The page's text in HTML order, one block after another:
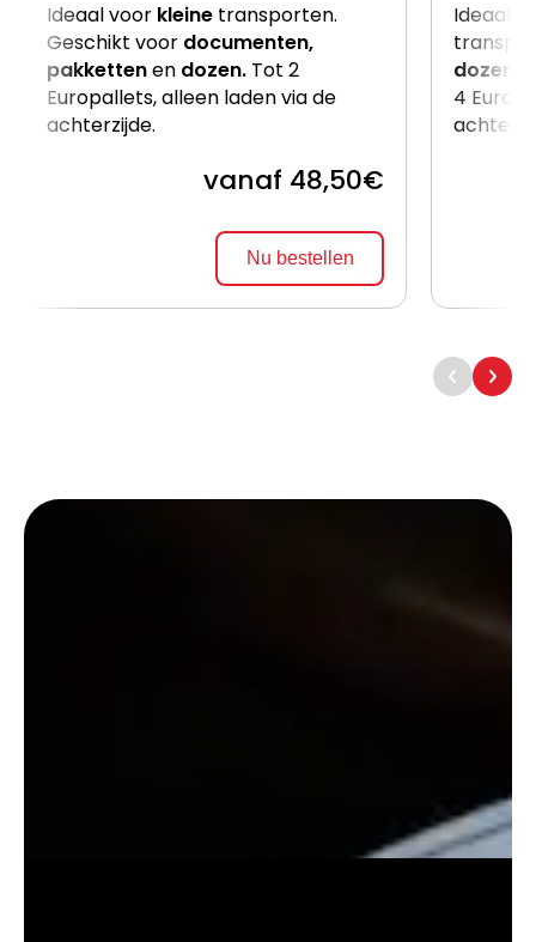
Ideaal voor kleine transporten.
Geschikt voor documenten,
pakkettenen dozen. Tot 2
Europallets, alleen laden via de
achterzijde.
vanaf 48,50€
Nu bestellen
Ideaal
dozen
4